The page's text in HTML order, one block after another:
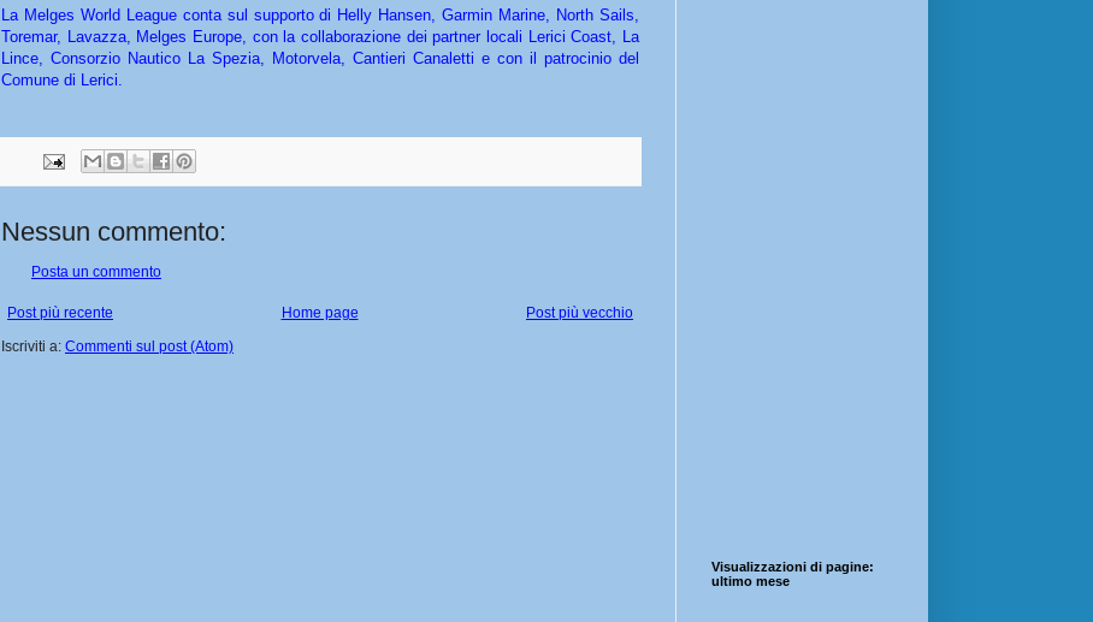
La Melges World League conta sul supporto di Helly Hansen, Garmin Marine, North Sails,
Toremar, Lavazza, Melges Europe, con la collaborazione dei partner locali Lerici Coast, La
Lince, Consorzio Nautico La Spezia, Motorvela, Cantieri Canaletti e con il patrocinio del
Comune di Lerici.
Nessun commento:
Posta un commento
Post più recente Post più vecchio
Home page
Iscriviti a: Commenti sul post (Atom)
Visualizzazioni di pagine:
ultimo mese